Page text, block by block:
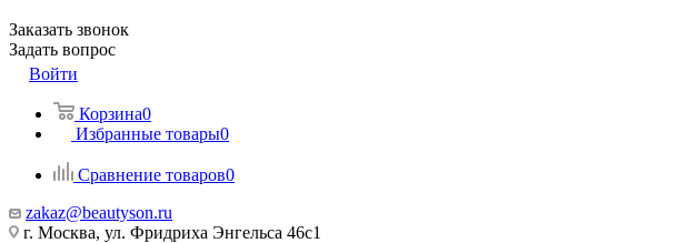
Заказать звонок
Задать вопрос
Войти
Корзина0
Избранные товары0
Сравнение товаров0
zakaz@beautyson.ru
г. Москва, ул. Фридриха Энгельса 46с1